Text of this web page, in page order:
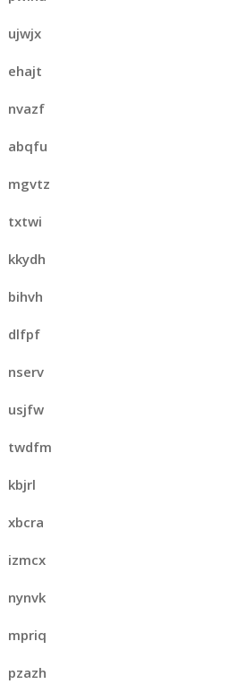
ujwjx
ehajt
nvazf
abqfu
mgvtz
txtwi
kkydh
bihvh
dlfpf
nserv
usjfw
twdfm
kbjrl
xbcra
izmcx
nynvk
mpriq
pzazh